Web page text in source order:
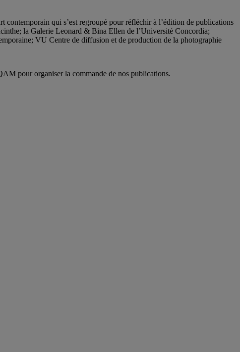
contemporain qui s’est regroupé pour réfléchir à l’édition de publications
la Galerie Leonard & Bina Ellen de l’Université Concordia;
VU Centre de diffusion et de production de la photographie
pour organiser la commande de nos publications.